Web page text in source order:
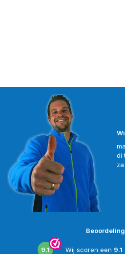
di
9.1 Wij scoren een 9.1